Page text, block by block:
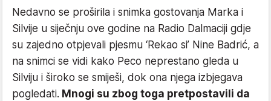
Nedavno se proširila i snimka gostovanja Marka i
Silvije u siječnju ove godine na Radio Dalmaciji gdje
su zajedno otpjevali pjesmu ‘Rekao si’ Nine Badrić, a
na snimci se vidi kako Peco neprestano gleda u
Silviju i široko se smiješi, dok ona njega izbjegava
pogledati. Mnogi su zbog toga pretpostavili da